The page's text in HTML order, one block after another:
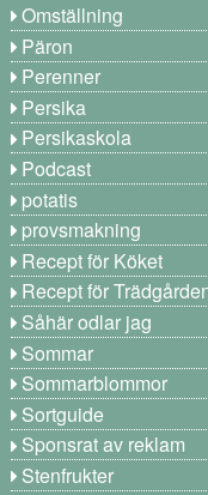
Omställning
Päron
Perenner
Persika
Persikaskola
Podcast
potatis
provsmakning
Recept för Köket
Recept för
Såhär odlar jag
Sommar
Sommarblommor
Sortguide
Sponsrat av reklam
Stenfrukter